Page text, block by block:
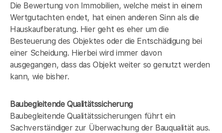
Die Bewertung von Immobilien, welche meist in einem
Wertgutachten endet, hat einen anderen Sinn als die
Hauskaufberatung. Hier geht es eher um die
Besteuerung des Objektes oder die Entschädigung bei
einer Scheidung. Hierbei wird immer davon
ausgegangen, dass das Objekt weiter so genutzt werden
kann, wie bisher.
Baubegleitende Qualitätssicherung
Baubegleitende Qualitätssicherungen führt ein
Sachverständiger zur Überwachung der Bauqualität aus.